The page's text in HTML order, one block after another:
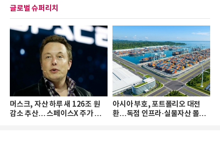
글로벌 슈퍼리치
머스크, 자산 하루 새 126조 원
감소 추산… 스페이스X 주가 하
아시아 부호, 포트폴리오 대전
환…독점 인프라·실물자산 몰린